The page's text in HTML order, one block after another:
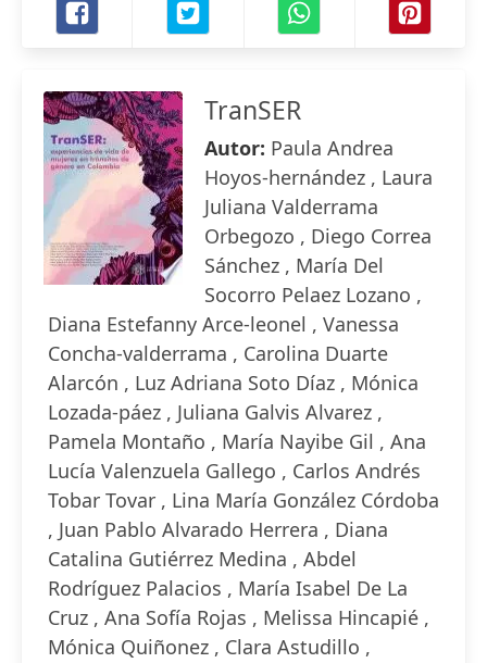
TranSER
Autor: Paula Andrea
Hoyos-hernández , Laura
Juliana Valderrama
Orbegozo , Diego Correa
Sánchez , María Del
Socorro Pelaez Lozano ,
Diana Estefanny Arce-leonel , Vanessa
Concha-valderrama , Carolina Duarte
Alarcón , Luz Adriana Soto Díaz , Mónica
Lozada-páez , Juliana Galvis Alvarez ,
Pamela Montaño , María Nayibe Gil , Ana
Lucía Valenzuela Gallego , Carlos Andrés
Tobar Tovar , Lina María González Córdoba
, Juan Pablo Alvarado Herrera , Diana
Catalina Gutiérrez Medina , Abdel
Rodríguez Palacios , María Isabel De La
Cruz , Ana Sofía Rojas , Melissa Hincapié ,
Mónica Quiñonez , Clara Astudillo ,